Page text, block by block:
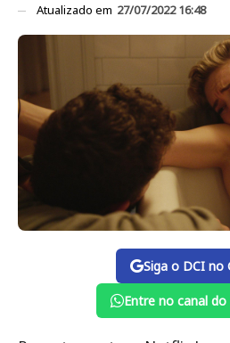
Atualizado em 27/07/2022 16:48
Siga o DCI no
Entre no canal do